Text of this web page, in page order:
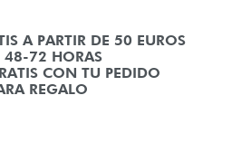
A PARTIR DE 50 EUROS
48-72 HORAS
CON TU PEDIDO
REGALO